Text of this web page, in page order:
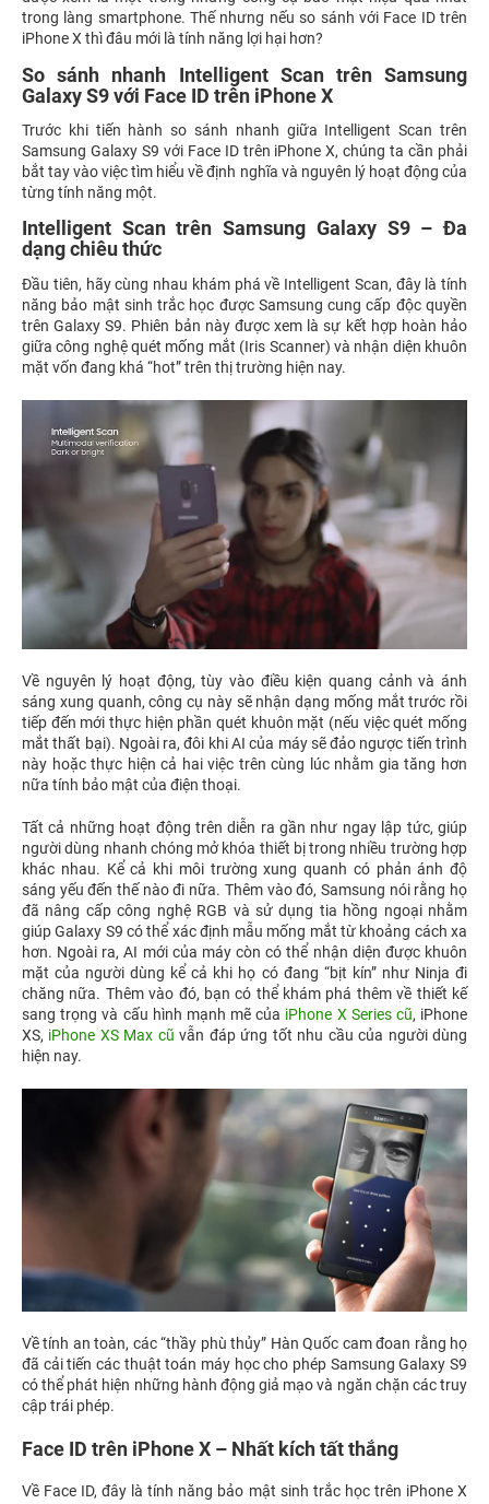
trong làng smartphone. Thế nhưng nếu so sánh với Face ID trên
iPhone X thì đâu mới là tính năng lợi hại hơn?
So sánh nhanh Intelligent Scan trên Samsung
Galaxy S9 với Face ID trên iPhone X
Trước khi tiến hành so sánh nhanh giữa Intelligent Scan trên
Samsung Galaxy S9 với Face ID trên iPhone X, chúng ta cần phải
bắt tay vào việc tìm hiểu về định nghĩa và nguyên lý hoạt động của
từng tính năng một.
Intelligent Scan trên Samsung Galaxy S9 – Đa
dạng chiêu thức
Đầu tiên, hãy cùng nhau khám phá về Intelligent Scan, đây là tính
năng bảo mật sinh trắc học được Samsung cung cấp độc quyền
trên Galaxy S9. Phiên bản này được xem là sự kết hợp hoàn hảo
giữa công nghệ quét mống mắt (Iris Scanner) và nhận diện khuôn
mặt vốn đang khá “hot” trên thị trường hiện nay.
Về nguyên lý hoạt động, tùy vào điều kiện quang cảnh và ánh
sáng xung quanh, công cụ này sẽ nhận dạng mống mắt trước rồi
tiếp đến mới thực hiện phần quét khuôn mặt (nếu việc quét mống
mắt thất bại). Ngoài ra, đôi khi AI của máy sẽ đảo ngược tiến trình
này hoặc thực hiện cả hai việc trên cùng lúc nhằm gia tăng hơn
nữa tính bảo mật của điện thoại.
Tất cả những hoạt động trên diễn ra gần như ngay lập tức, giúp
người dùng nhanh chóng mở khóa thiết bị trong nhiều trường hợp
khác nhau. Kể cả khi môi trường xung quanh có phản ánh độ
sáng yếu đến thế nào đi nữa. Thêm vào đó, Samsung nói rằng họ
đã nâng cấp công nghệ RGB và sử dụng tia hồng ngoại nhằm
giúp Galaxy S9 có thể xác định mẫu mống mắt từ khoảng cách xa
hơn. Ngoài ra, AI mới của máy còn có thể nhận diện được khuôn
mặt của người dùng kể cả khi họ có đang “bịt kín” như Ninja đi
chăng nữa. Thêm vào đó, bạn có thể khám phá thêm về thiết kế
sang trọng và cấu hình mạnh mẽ của iPhone X Series cũ, iPhone
XS, iPhone XS Max cũ vẫn đáp ứng tốt nhu cầu của người dùng
hiện nay.
Về tính an toàn, các “thầy phù thủy” Hàn Quốc cam đoan rằng họ
đã cải tiến các thuật toán máy học cho phép Samsung Galaxy S9
có thể phát hiện những hành động giả mạo và ngăn chặn các truy
cập trái phép.
Face ID trên iPhone X – Nhất kích tất thắng
Về Face ID, đây là tính năng bảo mật sinh trắc học trên iPhone X